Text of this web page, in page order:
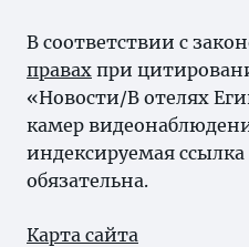
В соответствии с
правах при
«Новости/В отелях
камер
индексируемая
обязательна.
Карта сайта